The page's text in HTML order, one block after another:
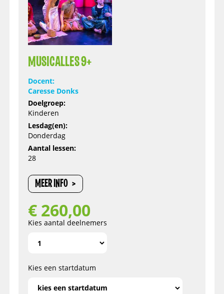
MUSICALLES 9+
Docent:
Caresse Donks
Doelgroep:
Kinderen
Lesdag(en):
Donderdag
Aantal lessen:
28
MEER INFO
€ 260,00
Kies aantal deelnemers
Kies een startdatum